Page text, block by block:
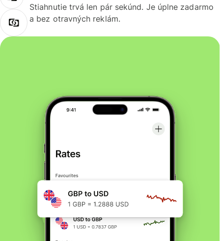
Stiahnutie trvá len pár sekúnd. Je úplne zadarmo
a bez otravných reklám.